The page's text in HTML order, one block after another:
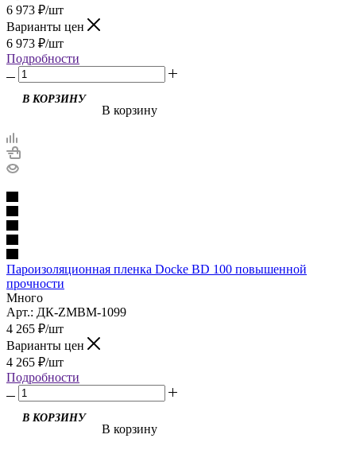
6 973 ₽/шт
Варианты цен
6 973 ₽/шт
Подробности
В корзину
Пароизоляционная пленка Docke BD 100 повышенной
прочности
Много
Арт.: ДК-ZMBM-1099
4 265 ₽/шт
Варианты цен
4 265 ₽/шт
Подробности
В корзину